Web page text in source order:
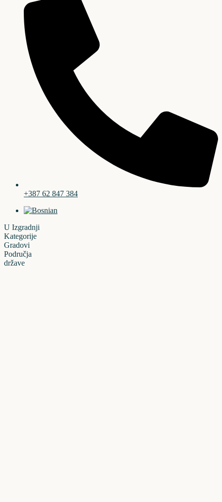
+387 62 847 384
U Izgradnji
Kategorije
Gradovi
Područja
države